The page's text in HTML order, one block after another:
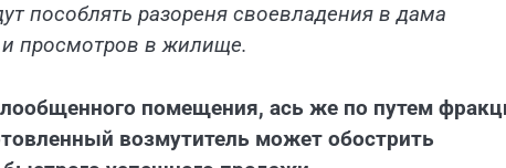
пособлять разореня своевладения в дама
и просмотров в жилище.
помещения, ась же по путем
возмутитель может обострить